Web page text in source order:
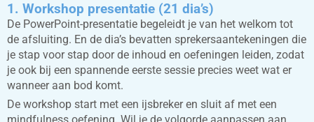
1. Workshop presentatie (21 dia’s)
De PowerPoint-presentatie begeleidt je van het welkom tot
de afsluiting. En de dia’s bevatten sprekersaantekeningen die
je stap voor stap door de inhoud en oefeningen leiden, zodat
je ook bij een spannende eerste sessie precies weet wat er
wanneer aan bod komt.
De workshop start met een ijsbreker en sluit af met een